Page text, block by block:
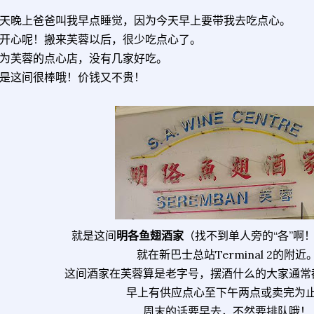
晚上爸爸叫我早点睡觉，因为今天早上要带我去吃点心。
心呢！搬来芙蓉以后，很少吃点心了。
芙蓉的点心店，没有几家好吃。
这间很棒哦！价钱又不贵！
就是这间明各鱼翅酒家 （找不到单人旁的“各”啊
就在新巴士总站Terminal 2的附近
这间酒家在芙蓉算是老字号，摆酒什么的大家通
早上有供应点心至下午两点或卖完为
周末的话要早去，不然要排队哦！